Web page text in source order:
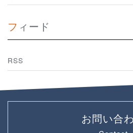
フィード
RSS
お問い合